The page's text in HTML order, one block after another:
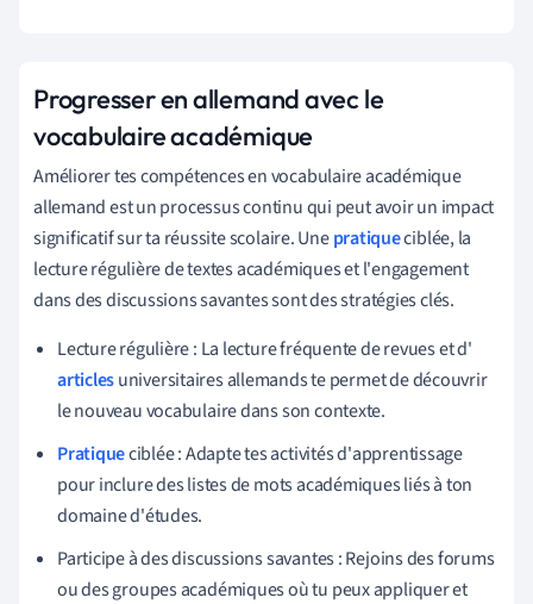
Progresser en allemand avec le
vocabulaire académique
Améliorer tes compétences en vocabulaire académique
allemand est un processus continu qui peut avoir un impact
significatif sur ta réussite scolaire. Unepratiqueciblée, la
lecture régulière de textes académiques et l'engagement
dans des discussions savantes sont des stratégies clés.
Lecture régulière : La lecture fréquente de revues et d'
articlesuniversitaires allemands te permet de découvrir
le nouveau vocabulaire dans son contexte.
Pratiqueciblée : Adapte tes activités d'apprentissage
pour inclure des listes de mots académiques liés à ton
domaine d'études.
Participe à des discussions savantes : Rejoins des forums
ou des groupes académiques où tu peux appliquer et